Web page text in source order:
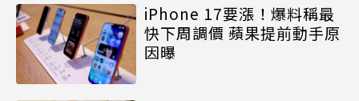
iPhone 17要漲！爆料稱最
快下周調價 蘋果提前動手原
因曝